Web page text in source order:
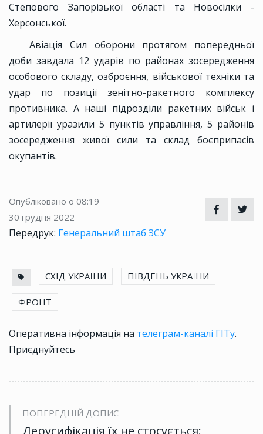
Степового Запорізької області та Новосілки -
Херсонської.
Авіація Сил оборони протягом попередньої
доби завдала 12 ударів по районах зосередження
особового складу, озброєння, військової техніки та
удар по позиції зенітно-ракетного комплексу
противника. А наші підрозділи ракетних військ і
артилерії уразили 5 пунктів управління, 5 районів
зосередження живої сили та склад боєприпасів
окупантів.
Опубліковано о 08:19
30 грудня 2022
Передрук: Генеральний штаб ЗСУ
СХІД УКРАЇНИ ПІВДЕНЬ УКРАЇНИ
ФРОНТ
Оперативна інформація на телеграм-каналі ГІТу.
Приєднуйтесь
ПОПЕРЕДНІЙ ДОПИС